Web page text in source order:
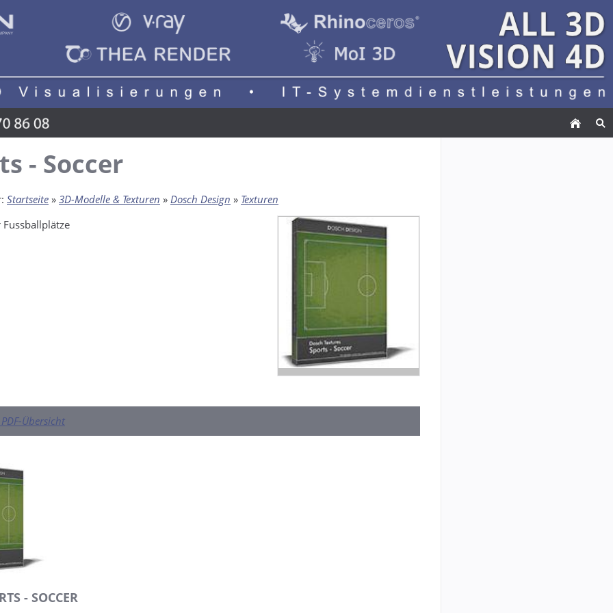
- Soccer
Startseite » 3D-Modelle & Texturen » Dosch Design » Texturen
Übersicht
- SOCCER